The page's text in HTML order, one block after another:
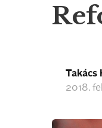
Takács
2018.